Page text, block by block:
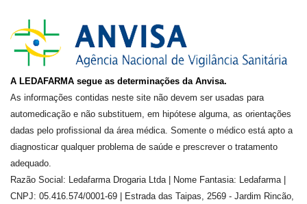
A LEDAFARMA segue as determinações da Anvisa.
As informações contidas neste site não devem ser usadas para
automedicação e não substituem, em hipótese alguma, as orientações
dadas pelo profissional da área médica. Somente o médico está apto a
diagnosticar qualquer problema de saúde e prescrever o tratamento
adequado.
Razão Social: Ledafarma Drogaria Ltda | Nome Fantasia: Ledafarma |
CNPJ: 05.416.574/0001-69 | Estrada das Taipas, 2569 - Jardim Rincão,